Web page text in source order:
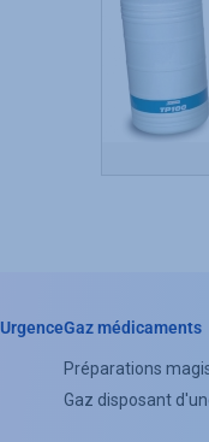
Header
Categorie
UrgenceGaz médicaments
Préparations
Gaz disposant